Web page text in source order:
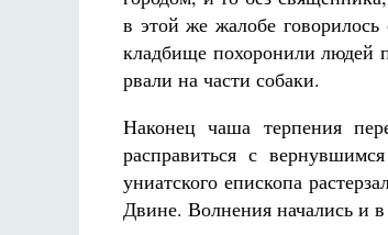
в этой же жалобе
кладбище похоронили людей
рвали на части собаки.
Наконец чаша терпения
расправиться с
униатского епископа
Двине. Волнения начались и в